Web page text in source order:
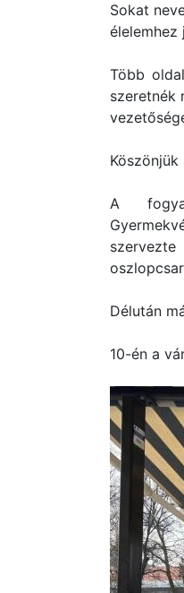
Sokat
élelemhez
Több
szeretnék
A
Délután
10-én a